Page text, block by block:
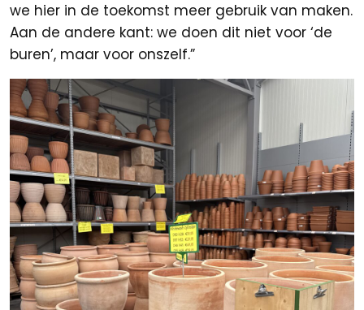
we hier in de toekomst meer gebruik van maken.
Aan de andere kant: we doen dit niet voor ‘de
buren’, maar voor onszelf.”